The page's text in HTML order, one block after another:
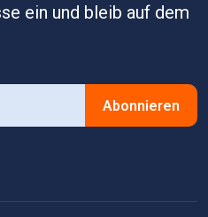
ein und bleib auf dem
Abonnieren